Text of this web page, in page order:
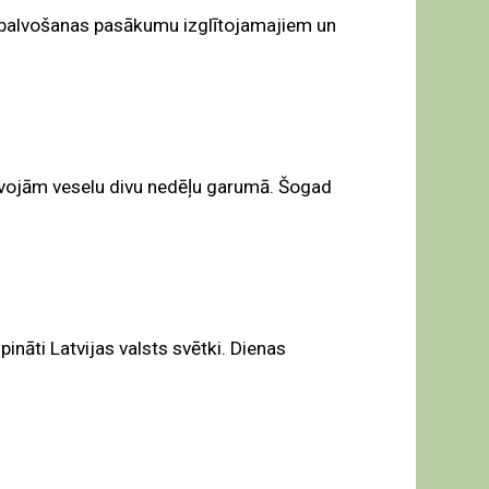
pasākumu izglītojamajiem un
veselu divu nedēļu garumā. Šogad
Latvijas valsts svētki. Dienas